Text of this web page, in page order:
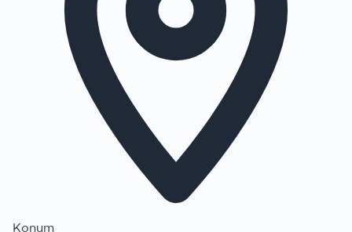
Konum